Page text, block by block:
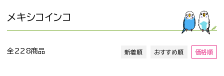
メキシコインコ
全228商品 新着順 おすすめ順 価格順